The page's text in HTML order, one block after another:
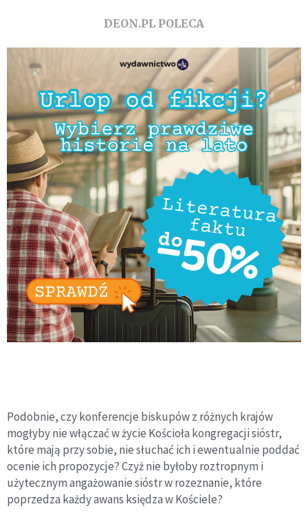
DEON.PL POLECA
Podobnie, czy konferencje biskupów z różnych krajów
mogłyby nie włączać w życie Kościoła kongregacji sióstr,
które mają przy sobie, nie słuchać ich i ewentualnie poddać
ocenie ich propozycje? Czyż nie byłoby roztropnym i
użytecznym angażowanie sióstr w rozeznanie, które
poprzedza każdy awans księdza w Kościele?